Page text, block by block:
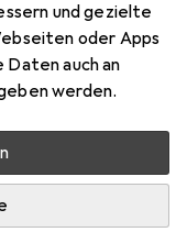
und gezielte
oder Apps
auch an
werden.